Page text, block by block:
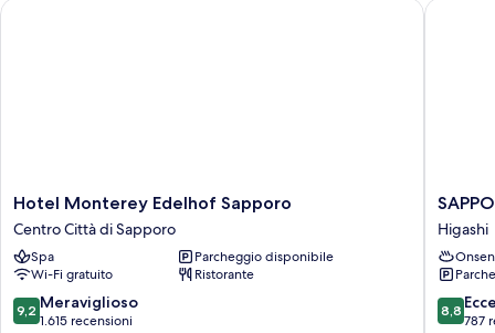
singoli,
Hotel
Monterey
Edelhof
Sapporo
Centro
Città
di
Hotel Monterey Edelhof Sapporo
Centro Città di Sapporo
Spa
Parcheggio disponibile
Wi-Fi gratuito
Ristorante
9.2
su
9,2 Meraviglioso
1.615 recensioni
Hotel Monterey Edelhof Sapporo
HOTEL
by
Higashi
Higashi
Onsen
8.8
su
8,8
787